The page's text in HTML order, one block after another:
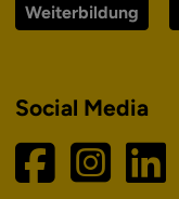
Weiterbildung
Social Media